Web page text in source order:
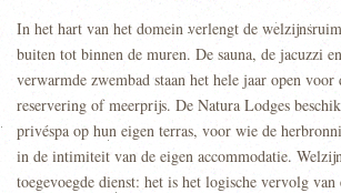
In het hart van het domein verlengt de
buiten tot binnen de muren. De sauna, de jacuzzi
verwarmde zwembad staan het hele jaar open voor
reservering of meerprijs. De Natura Lodges
privéspa op hun eigen terras, voor wie de
in de intimiteit van de eigen accommodatie.
toegevoegde dienst: het is het logische vervolg